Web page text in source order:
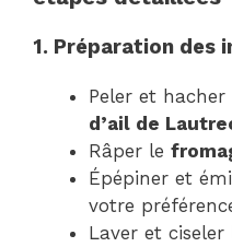
1. Préparation des
Peler et
d’ail de
Râper le
Épépiner et
votre
Laver et ciseler